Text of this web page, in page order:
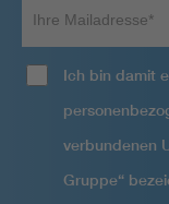
Mailadresse
Ich bin damit
verbundenen
Gruppe“